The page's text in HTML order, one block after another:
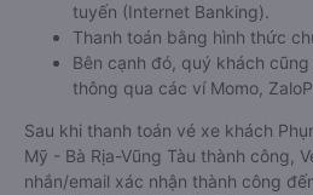
tuyến (Internet Banking).
Thanh toán bằng hình thức
Bên cạnh đó, quý khách
thông qua các ví Momo,
Sau khi thanh toán vé xe khách
Mỹ - Bà Rịa-Vũng Tàu thành công,
nhắn/email xác nhận thành công